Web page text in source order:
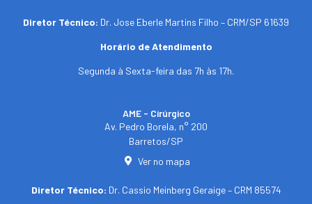
Diretor Técnico: Dr. Jose Eberle Martins Filho – CRM/SP 61639
Horário de Atendimento
Segunda à Sexta-feira das 7h às 17h.
AME - Cirúrgico
Av. Pedro Borela, n° 200
Barretos/SP
Ver no mapa
Diretor Técnico: Dr. Cassio Meinberg Geraige – CRM 85574